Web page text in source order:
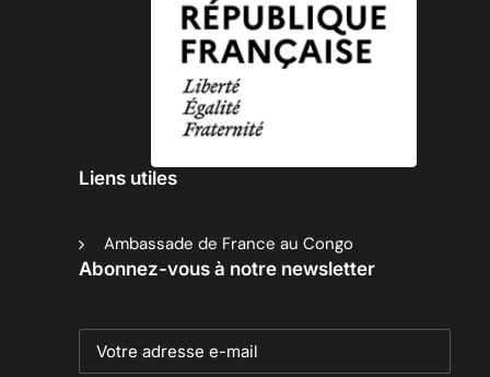
Liens utiles
Ambassade de France au Congo
Abonnez-vous à notre newsletter